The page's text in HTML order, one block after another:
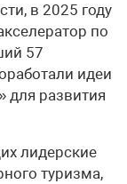
в 2025 году
по
57
идеи
для развития
лидерские
туризма,